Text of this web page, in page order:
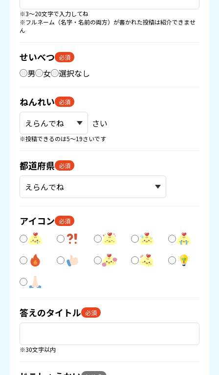
※3〜20文字で入力してね
※フルネーム（名字・名前の両方）が書かれた投稿は紹介できませ
ん
せいべつ 必須
男 女 選択なし
ねんれい 必須
さい
※投稿できるのは5〜19さいです
都道府県 必須
アイコン 必須
答えのタイトル 必須
※30文字以内